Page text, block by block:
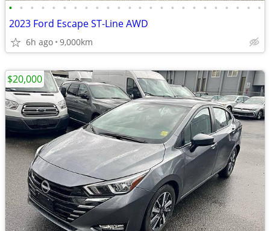
• • • • • • • • • • • • • • • • • • • • • • • •
2023 Ford Escape ST-Line AWD
6h ago 9,000km
$20,000